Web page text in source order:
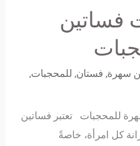
فساتين
سهرة, فستان, للمحجبات,
للمحجبات تعتبر فساتين
كل امرأة، خاصةً